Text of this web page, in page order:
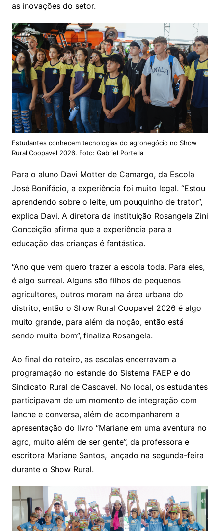
as inovações do setor.
Estudantes conhecem tecnologias do agronegócio no Show
Rural Coopavel 2026. Foto: Gabriel Portella
Para o aluno Davi Motter de Camargo, da Escola
José Bonifácio, a experiência foi muito legal. “Estou
aprendendo sobre o leite, um pouquinho de trator”,
explica Davi. A diretora da instituição Rosangela Zini
Conceição afirma que a experiência para a
educação das crianças é fantástica.
“Ano que vem quero trazer a escola toda. Para eles,
é algo surreal. Alguns são filhos de pequenos
agricultores, outros moram na área urbana do
distrito, então o Show Rural Coopavel 2026 é algo
muito grande, para além da noção, então está
sendo muito bom”, finaliza Rosangela.
Ao final do roteiro, as escolas encerravam a
programação no estande do Sistema FAEP e do
Sindicato Rural de Cascavel. No local, os estudantes
participavam de um momento de integração com
lanche e conversa, além de acompanharem a
apresentação do livro “Mariane em uma aventura no
agro, muito além de ser gente”, da professora e
escritora Mariane Santos, lançado na segunda-feira
durante o Show Rural.